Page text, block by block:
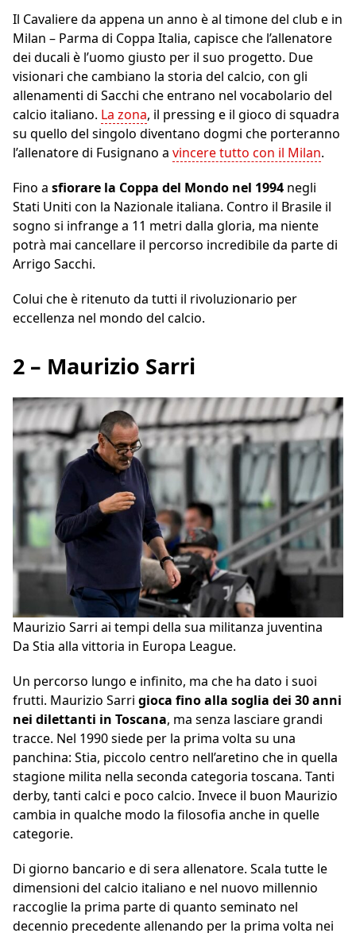
Il Cavaliere da appena un anno è al timone del club e in
Milan – Parma di Coppa Italia, capisce che l’allenatore
dei ducali è l’uomo giusto per il suo progetto. Due
visionari che cambiano la storia del calcio, con gli
allenamenti di Sacchi che entrano nel vocabolario del
calcio italiano. La zona, il pressing e il gioco di squadra
su quello del singolo diventano dogmi che porteranno
l’allenatore di Fusignano a vincere tutto con il Milan.
Fino a sfiorare la Coppa del Mondo nel 1994 negli
Stati Uniti con la Nazionale italiana. Contro il Brasile il
sogno si infrange a 11 metri dalla gloria, ma niente
potrà mai cancellare il percorso incredibile da parte di
Arrigo Sacchi.
Colui che è ritenuto da tutti il rivoluzionario per
eccellenza nel mondo del calcio.
2 – Maurizio Sarri
Maurizio Sarri ai tempi della sua militanza juventina
Da Stia alla vittoria in Europa League.
Un percorso lungo e infinito, ma che ha dato i suoi
frutti. Maurizio Sarri gioca fino alla soglia dei 30 anni
nei dilettanti in Toscana, ma senza lasciare grandi
tracce. Nel 1990 siede per la prima volta su una
panchina: Stia, piccolo centro nell’aretino che in quella
stagione milita nella seconda categoria toscana. Tanti
derby, tanti calci e poco calcio. Invece il buon Maurizio
cambia in qualche modo la filosofia anche in quelle
categorie.
Di giorno bancario e di sera allenatore. Scala tutte le
dimensioni del calcio italiano e nel nuovo millennio
raccoglie la prima parte di quanto seminato nel
decennio precedente allenando per la prima volta nei